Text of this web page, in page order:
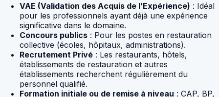
VAE (Validation des Acquis de l’Expérience) : Idéal
pour les professionnels ayant déjà une expérience
significative dans le domaine.
Concours publics : Pour les postes en restauration
collective (écoles, hôpitaux, administrations).
Recrutement Privé : Les restaurants, hôtels,
établissements de restauration et autres
établissements recherchent régulièrement du
personnel qualifié.
Formation initiale ou de remise à niveau : CAP, BP,